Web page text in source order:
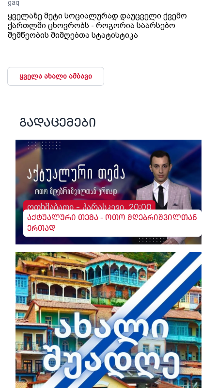
gaq
ყველაზე მეტი სოციალურად დაუცველი ქვემო
ქართლში ცხოვრობს - როგორია საარსებო
შემწეობის მიმღებთა სტატისტიკა
ყველა ახალი ამბავი
გადაცემები
ოთხშაბათი - პარასკევი, 20:00
აქტუალური თემა - ოთო მღებრიშვილთან
ერთად